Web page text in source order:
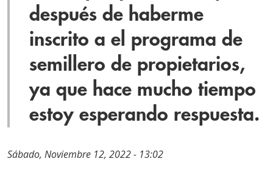
después de haberme
inscrito a el programa de
semillero de propietarios,
ya que hace mucho tiempo
estoy esperando respuesta.
Sábado, Noviembre 12, 2022 - 13:02